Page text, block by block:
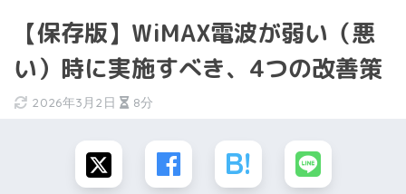
【保存版】WiMAX電波が弱い（悪
い）時に実施すべき、4つの改善策
2026年3月2日 8分